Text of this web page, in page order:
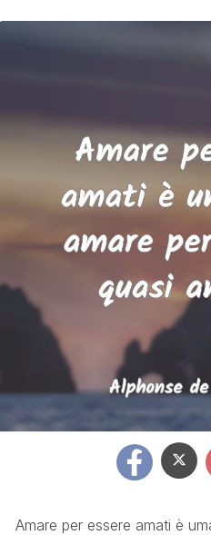
Amare per essere amati è